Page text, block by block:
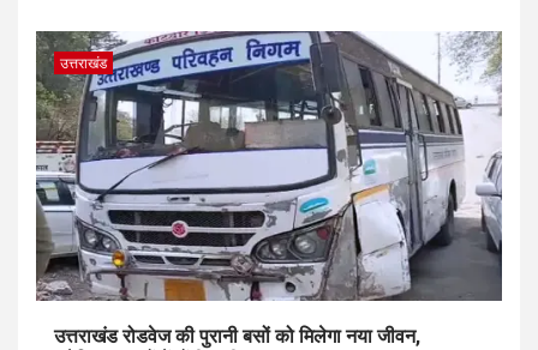
उत्तराखंड
उत्तराखंड रोडवेज की पुरानी बसों को मिलेगा नया जीवन,